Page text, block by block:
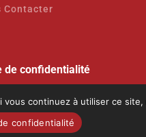
Contacter
de confidentialité
la préfecture de la Région
délivrée au titre de la catégorie
continuez à utiliser ce
confidentialité